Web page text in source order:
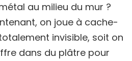
au milieu du mur ?
on joue à cache-
invisible, soit on
dans du plâtre pour